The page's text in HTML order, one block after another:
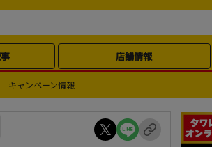
店舗情報
キャンペーン情報